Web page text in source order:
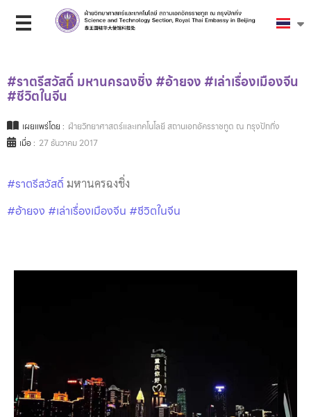
#ราตรีสวัสดิ์ มหานครฉงชิ่ง #อ้ายจง #เล่าเรื่องเมืองจีน
#ชีวิตในจีน
เผยแพร่โดย : ฝ่ายวิทยาศาสตร์และเทคโนโลยี สถานเอกอัครราชทูต ณ กรุงปักกิ่ง
เมื่อ : 27 ธันวาคม 2017
#ราตรีสวัสดิ์มหานครฉงชิ่ง
#อ้ายจง #เล่าเรื่องเมืองจีน #ชีวิตในจีน